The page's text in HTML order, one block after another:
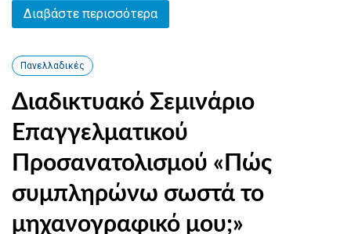
Διαβάστε περισσότερα
Πανελλαδικές
Διαδικτυακό Σεμινάριο
Επαγγελματικού
Προσανατολισμού «Πώς
συμπληρώνω σωστά το
μηχανογραφικό μου;»